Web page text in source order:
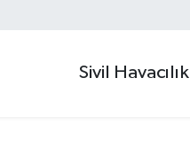
Sivil Havacılık